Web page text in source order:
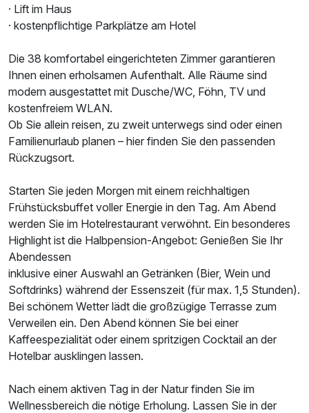
Ausstattung
Für 3 Tage p.P. ab135,00 €
Einzelzimmer
1 Erwachsenen
· Lift im Haus
· kostenpflichtige Parkplätze am Hotel
Die 38 komfortabel eingerichteten Zimmer garantieren
Ihnen einen erholsamen Aufenthalt. Alle Räume sind
modern ausgestattet mit Dusche/WC, Föhn, TV und
kostenfreiem WLAN.
Ob Sie allein reisen, zu zweit unterwegs sind oder einen
Familienurlaub planen – hier finden Sie den passenden
Rückzugsort.
Starten Sie jeden Morgen mit einem reichhaltigen
Frühstücksbuffet voller Energie in den Tag. Am Abend
werden Sie im Hotelrestaurant verwöhnt. Ein besonderes
Highlight ist die Halbpension-Angebot: Genießen Sie Ihr
Abendessen
inklusive einer Auswahl an Getränken (Bier, Wein und
Softdrinks) während der Essenszeit (für max. 1,5 Stunden).
Bei schönem Wetter lädt die großzügige Terrasse zum
Verweilen ein. Den Abend können Sie bei einer
Kaffeespezialität oder einem spritzigen Cocktail an der
Hotelbar ausklingen lassen.
Nach einem aktiven Tag in der Natur finden Sie im
Wellnessbereich die nötige Erholung. Lassen Sie in der